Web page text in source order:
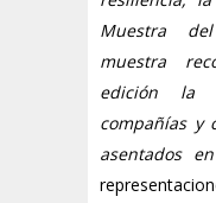
Muestra
muestra
edición la
compañías y
asentados